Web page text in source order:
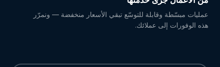
عمليات مبسّطة وقابلة للتوسّع تبقي الأسعار منخفضة — ونمرّر
هذه الوفورات إلى عملائك.